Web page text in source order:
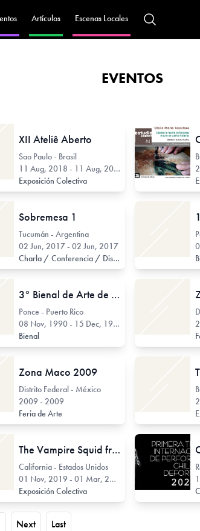
Artículos Escenas Locales
EVENTOS
XII Ateliê Aberto
Sao Paulo - Brasil
11 Aug, 2018 - 11 Aug, 2018
Exposición Colectiva
Sobremesa 1
Tucumán - Argentina
02 Jun, 2017 - 02 Jun, 2017
Charla / Conferencia / Disertación
3° Bienal de Arte de Ponce
Ponce - Puerto Rico
08 Nov, 1990 - 15 Dec, 1990
Bienal
Zona Maco 2009
Distrito Federal - México
2009 - 2009
Feria de Arte
The Vampire Squid from Hell
California - Estados Unidos
01 Nov, 2019 - 01 Mar, 2020
Exposición Colectiva
Next Last